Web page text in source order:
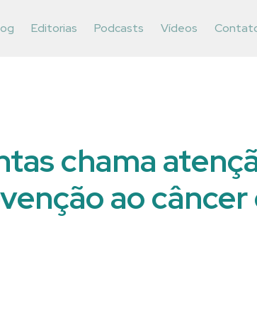
Editorias Podcasts Vídeos
chama
ao câncer